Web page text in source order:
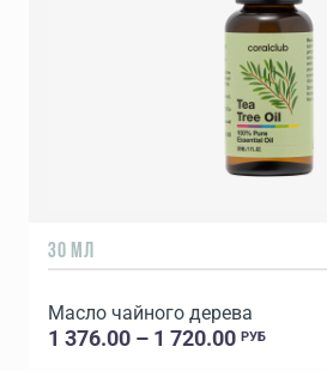
30 МЛ
Масло чайного дерева
1 376.00 – 1 720.00 РУБ